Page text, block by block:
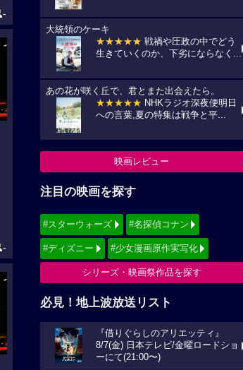
-
-
大統領のケーキ
★★★★★ 戦禍や圧政の中でどう
生きていくのか、下劣にならなく...
あの花が咲く丘で、君とまた出会えたら。
★★★★★ NHKラジオ深夜便明日
への言葉,夏の特集は戦争と平...
映画レビュー
注目の映画を探す
#スターウォーズ #名探偵コナン
#ディズニー #少女漫画原作実写化
シリーズ・映画祭作品を探す
必見！地上波放送リスト
『借りぐらしのアリエッティ』
8/7(金) 日本テレビ/金曜ロードショ
ーにて(21:00〜)